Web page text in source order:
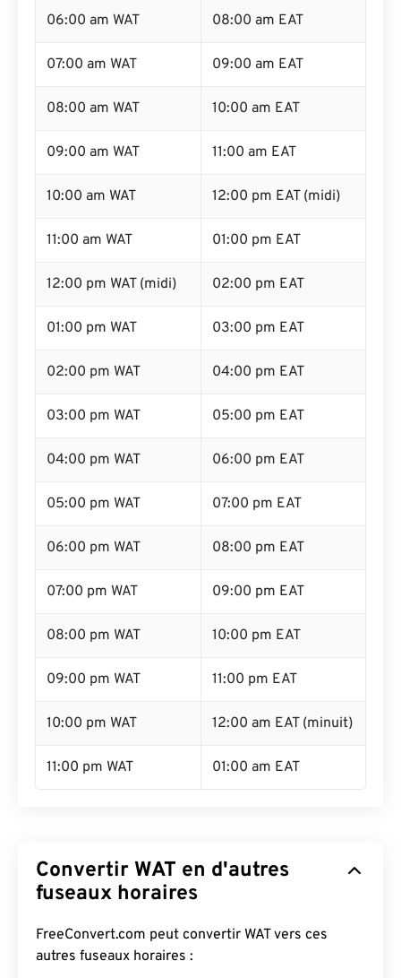
06:00 am WAT 08:00 am EAT
07:00 am WAT 09:00 am EAT
08:00 am WAT 10:00 am EAT
09:00 am WAT 11:00 am EAT
10:00 am WAT 12:00 pm EAT (midi)
11:00 am WAT 01:00 pm EAT
12:00 pm WAT (midi) 02:00 pm EAT
01:00 pm WAT 03:00 pm EAT
02:00 pm WAT 04:00 pm EAT
03:00 pm WAT 05:00 pm EAT
04:00 pm WAT 06:00 pm EAT
05:00 pm WAT 07:00 pm EAT
06:00 pm WAT 08:00 pm EAT
07:00 pm WAT 09:00 pm EAT
08:00 pm WAT 10:00 pm EAT
09:00 pm WAT 11:00 pm EAT
10:00 pm WAT 12:00 am EAT (minuit)
11:00 pm WAT 01:00 am EAT
Convertir WAT en d'autres
fuseaux horaires
FreeConvert.com peut convertir WAT vers ces
autres fuseaux horaires :